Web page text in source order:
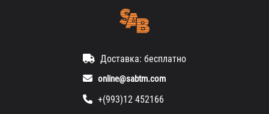
Доставка: бесплатно
online@sabtm.com
+(993)12 452166